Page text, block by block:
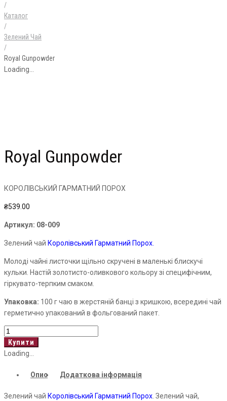
/
Каталог
/
Зелений Чай
/
Royal Gunpowder
Loading...
Royal Gunpowder
КОРОЛІВСЬКИЙ ГАРМАТНИЙ ПОРОХ
₴539.00
Артикул: 08-009
Зелений чай Королівський Гарматний Порох.
Молоді чайні листочки щільно скручені в маленькі блискучі
кульки. Настій золотисто-оливкового кольору зі специфічним,
гіркувато-терпким смаком.
Упаковка: 100 г чаю в жерстяній банці з кришкою, всередині чай
герметично упакований в фольгований пакет.
Royal
Gunpowder
кількість
Купити
Loading...
Опис Додаткова інформація
Зелений чай Королівський Гарматний Порох. Зелений чай,